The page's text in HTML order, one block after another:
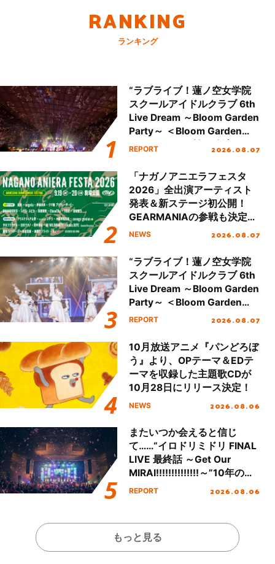
RANKING
ランキング
“ラブライブ！蓮ノ空女学院
スクールアイドルクラブ 6th
Live Dream ～Bloom Garden
Party～ ＜Bloom Garden
Party Stage／埼玉公演＞”
REPORT 2026.08.07
「ナガノアニエラフェスタ
2026」全出演アーティスト
発表＆新ステージ初公開！
GEARMANIAの参戦も決定
し、初となる第3ステージの
NEWS 2026.08.07
“ラブライブ！蓮ノ空女学院
スクールアイドルクラブ 6th
Live Dream ～Bloom Garden
Party～ ＜Bloom Garden
Party Stage／埼玉公演＞”
REPORT 2026.08.07
10月放送アニメ『パンどろぼ
う』より、OPテーマ＆EDテ
ーマを収録した主題歌CDが
10月28日にリリース決定！
NEWS 2026.08.06
またいつか会えると信じ
て……“イロドリミドリ FINAL
LIVE 最終話 ～Get Our
MIRAI!!!!!!!!!!!!!!～”10年の活
動を経てファイナルを迎える
REPORT 2026.08.06
もっと見る